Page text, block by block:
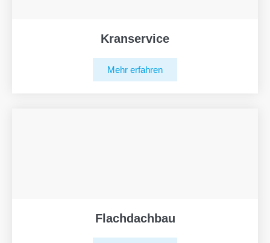
Kranservice
Mehr erfahren
Flachdachbau